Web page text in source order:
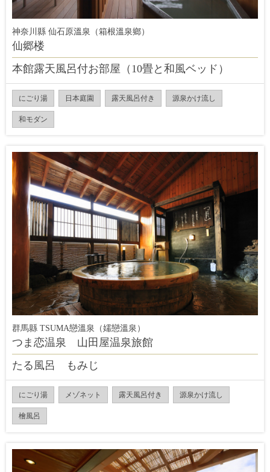
神奈川縣 仙石原溫泉（箱根溫泉鄉）
仙郷楼
本館露天風呂付お部屋（10畳と和風ベッド）
にごり湯 日本庭園 露天風呂付き 源泉かけ流し
和モダン
群馬縣 TSUMA戀溫泉（嬬戀溫泉）
つま恋温泉 山田屋温泉旅館
たる風呂 もみじ
にごり湯 メゾネット 露天風呂付き 源泉かけ流し
檜風呂